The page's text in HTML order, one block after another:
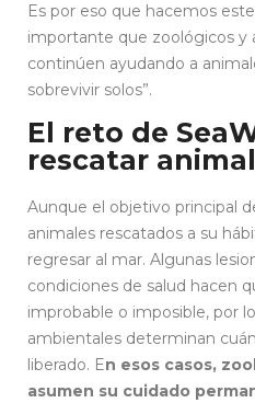
Es por eso que hacemos
importante que zoológicos y
continúen ayudando a
sobrevivir solos”.
El reto de
rescatar
Aunque el objetivo principal
animales rescatados a su
regresar al mar. Algunas
condiciones de salud hacen
improbable o imposible, por
ambientales determinan
liberado. En esos casos,
asumen su cuidado